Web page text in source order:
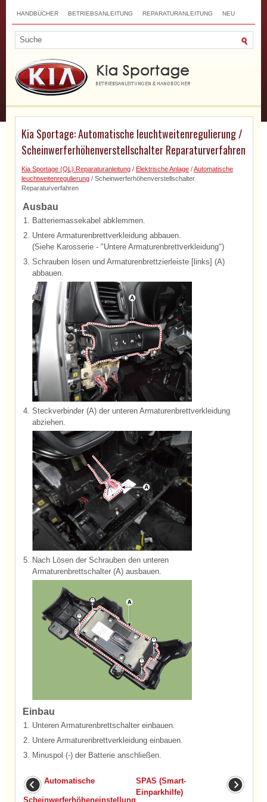
HANDBÜCHER BETRIEBSANLEITUNG REPARATURANLEITUNG NEU
Kia Sportage: Automatische leuchtweitenregulierung /
Scheinwerferhöhenverstellschalter Reparaturverfahren
Kia Sportage (QL) Reparaturanleitung / Elektrische Anlage /Automatische
leuchtweitenregulierung / Scheinwerferhöhenverstellschalter
Reparaturverfahren
Ausbau
1. Batteriemassekabel abklemmen.
2. Untere Armaturenbrettverkleidung abbauen.
(Siehe Karosserie - "Untere Armaturenbrettverkleidung")
3. Schrauben lösen und Armaturenbrettzierleiste [links] (A)
abbauen.
4. Steckverbinder (A) der unteren Armaturenbrettverkleidung
abziehen.
5. Nach Lösen der Schrauben den unteren
Armaturenbrettschalter (A) ausbauen.
Einbau
1. Unteren Armaturenbrettschalter einbauen.
2. Untere Armaturenbrettverkleidung einbauen.
3. Minuspol (-) der Batterie anschließen.
Automatische
Scheinwerferhöheneinstellung
SPAS (Smart-
Einparkhilfe)